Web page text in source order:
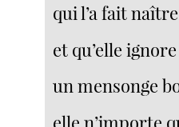
qui l’a fait naître
et qu’elle ignore
un mensonge
elle n’importe